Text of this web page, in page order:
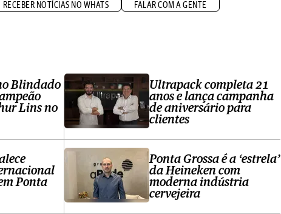
RECEBER NOTÍCIAS NO WHATS FALAR COM A GENTE
Blindado
Lins no
Ponta
Ultrapack completa 21
anos e lança campanha
de aniversário para
clientes
Ponta Grossa é a ‘estrela’
da Heineken com
moderna indústria
cervejeira